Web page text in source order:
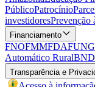
PúblicoPatrocínio
investidoresPrevenção
Financiamento
FNOFMMFDA
Automático Rural
Transparência e